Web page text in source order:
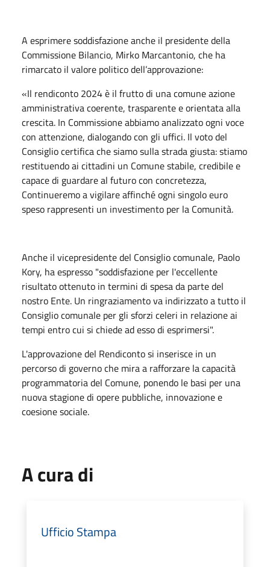
A esprimere soddisfazione anche il presidente della
Commissione Bilancio, Mirko Marcantonio, che ha
rimarcato il valore politico dell’approvazione:
«Il rendiconto 2024 è il frutto di una comune azione
amministrativa coerente, trasparente e orientata alla
crescita. In Commissione abbiamo analizzato ogni voce
con attenzione, dialogando con gli uffici. Il voto del
Consiglio certifica che siamo sulla strada giusta: stiamo
restituendo ai cittadini un Comune stabile, credibile e
capace di guardare al futuro con concretezza,
Continueremo a vigilare affinché ogni singolo euro
speso rappresenti un investimento per la Comunità.
Anche il vicepresidente del Consiglio comunale, Paolo
Kory, ha espresso "soddisfazione per l'eccellente
risultato ottenuto in termini di spesa da parte del
nostro Ente. Un ringraziamento va indirizzato a tutto il
Consiglio comunale per gli sforzi celeri in relazione ai
tempi entro cui si chiede ad esso di esprimersi".
L'approvazione del Rendiconto si inserisce in un
percorso di governo che mira a rafforzare la capacità
programmatoria del Comune, ponendo le basi per una
nuova stagione di opere pubbliche, innovazione e
coesione sociale.
A cura di
Ufficio Stampa